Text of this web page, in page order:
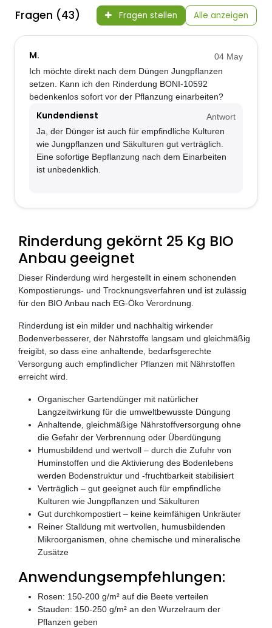
Fragen (43) Fragen stellen Alle anzeigen
M.
04 May
Ich möchte direkt nach dem Düngen Jungpflanzen
setzen. Kann ich den Rinderdung BONI-10592
bedenkenlos sofort vor der Pflanzung einarbeiten?
Kundendienst
Antwort
Ja, der Dünger ist auch für empfindliche Kulturen
wie Jungpflanzen und Säkulturen gut verträglich.
Eine sofortige Bepflanzung nach dem Einarbeiten
ist unbedenklich.
Rinderdung gekörnt 25 Kg BIO
Anbau geeignet
Dieser Rinderdung wird hergestellt in einem schonenden
Kompostierungs- und Trocknungsverfahren und ist zulässig
für den BIO Anbau nach EG-Öko Verordnung.
Rinderdung ist ein milder und nachhaltig wirkender
Bodenverbesserer, der Nährstoffe langsam und gleichmäßig
freigibt, so dass eine anhaltende, bedarfsgerechte
Versorgung auch empfindlicher Pflanzen mit Nährstoffen
erreicht wird.
Organischer Gartendünger mit natürlicher
Langzeitwirkung für die umweltbewusste Düngung
Anhaltende, gleichmäßige Nährstoffversorgung ohne
die Gefahr der Verbrennung oder Überdüngung
Humusbildend und wertvoll – durch die Zufuhr von
Huminstoffen und die Aktivierung des Bodenlebens
werden Bodenstruktur und -fruchtbarkeit stabilisiert
Verträglich – gut geeignet auch für empfindliche
Kulturen wie Jungpflanzen und Säkulturen
Gut durchkompostiert – keine keimfähigen Unkräuter
Reiner Stalldung mit wertvollen, humusbildenden
Mikroorganismen, ohne chemische und mineralische
Zusätze
Anwendungsempfehlungen:
Rosen: 150-200 g/m² auf die Beete verteilen
Stauden: 150-250 g/m² an den Wurzelraum der
Pflanzen geben